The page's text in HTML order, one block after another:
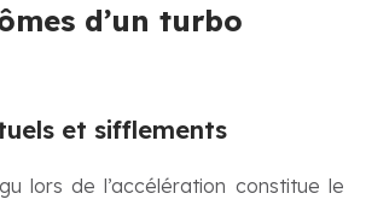
d’un turbo
et sifflements
lors de l’accélération constitue le